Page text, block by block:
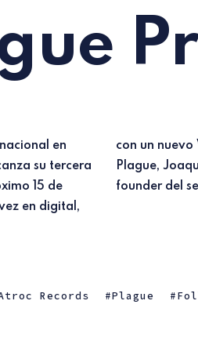
en
su tercera
15 de
en digital,
Fixon,
y el mismo
founder del
Records Plague